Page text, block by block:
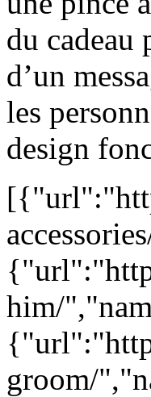
du cadeau
d’un
les
design
him/
groom/